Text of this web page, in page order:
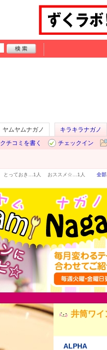
ヤムヤムナガノ
キラキラナガノ
クチコミを書く
チェックイン
とっておき… 1人 おススメ☆… 1人 全
井筒ワイ
ALPHA